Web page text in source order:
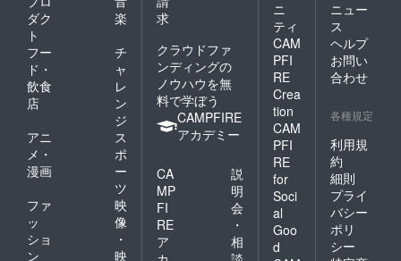
ダク
ト
楽
フー
ド・
飲食
店
チ
ャ
レ
ン
ジ
アニ
メ・
漫画
ス
ポ
ー
ツ
ファ
ッ
ショ
ン
映
像
・
映
求
クラウドファ
ンディングの
ノウハウを無
料で学ぼう
CAMPFIRE
アカデミー
CA
MP
FI
RE
ア
説
明
会
・
相
ニ
ティ
CAM
PFI
RE
Crea
tion
CAM
PFI
RE
for
Soci
al
Goo
d
ニュー
ス
ヘルプ
お問い
合わせ
各種規定
利用規
約
細則
プライ
バシー
ポリ
シー